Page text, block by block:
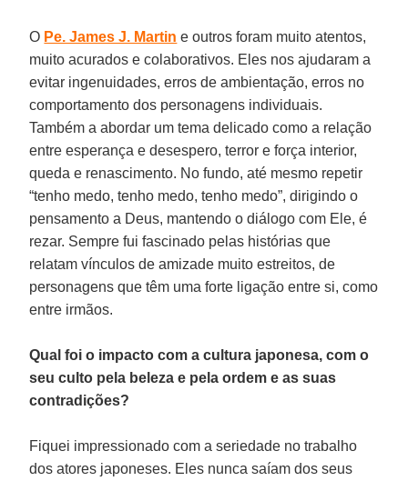
O Pe. James J. Martin e outros foram muito atentos,
muito acurados e colaborativos. Eles nos ajudaram a
evitar ingenuidades, erros de ambientação, erros no
comportamento dos personagens individuais.
Também a abordar um tema delicado como a relação
entre esperança e desespero, terror e força interior,
queda e renascimento. No fundo, até mesmo repetir
“tenho medo, tenho medo, tenho medo”, dirigindo o
pensamento a Deus, mantendo o diálogo com Ele, é
rezar. Sempre fui fascinado pelas histórias que
relatam vínculos de amizade muito estreitos, de
personagens que têm uma forte ligação entre si, como
entre irmãos.
Qual foi o impacto com a cultura japonesa, com o
seu culto pela beleza e pela ordem e as suas
contradições?
Fiquei impressionado com a seriedade no trabalho
dos atores japoneses. Eles nunca saíam dos seus